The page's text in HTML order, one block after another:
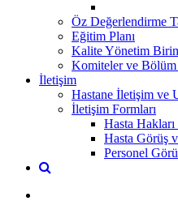
Öz Değerlendirme
Eğitim Planı
Kalite Yönetim
Komiteler ve Bölüm
İletişim
Hastane İletişim ve
İletişim Formları
Hasta
Hasta Görüş
Personel